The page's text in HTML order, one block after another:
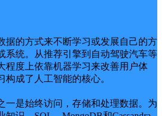
据的方式来不断学习或发展自己的方
系统。从推荐引擎到自动驾驶汽车等
程度上依靠机器学习来改善用户体
成了人工智能的核心。
一是始终访问，存储和处理数据。为